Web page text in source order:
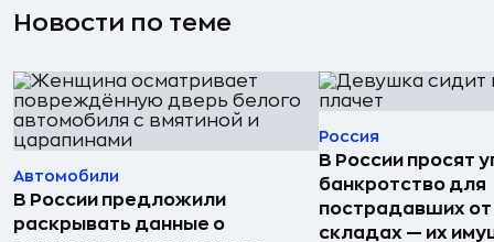
Новости по теме
Автомобили
В России предложили
раскрывать данные о
Россия
В России просят
банкротство для
пострадавших
складах — их